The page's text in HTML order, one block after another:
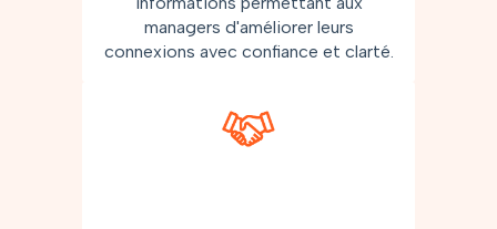
managers d'améliorer leurs
connexions avec confiance et clarté.